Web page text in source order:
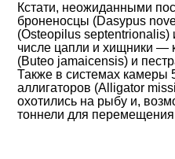
Кстати, неожиданными
броненосцы (Dasypus
(Osteopilus septentrionalis)
числе цапли и хищники —
(Buteo jamaicensis) и
Также в системах камеры
аллигаторов (Alligator
охотились на рыбу и,
тоннели для